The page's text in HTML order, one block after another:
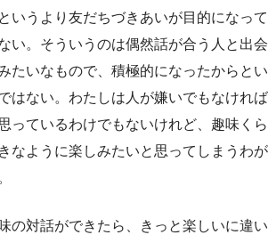
いうより友だちづきあいが目的になって
い。そういうのは偶然話が合う人と出会
たいなもので、積極的になったからとい
はない。わたしは人が嫌いでもなければ
っているわけでもないけれど、趣味くら
なように楽しみたいと思ってしまうわが
の対話ができたら、きっと楽しいに違い